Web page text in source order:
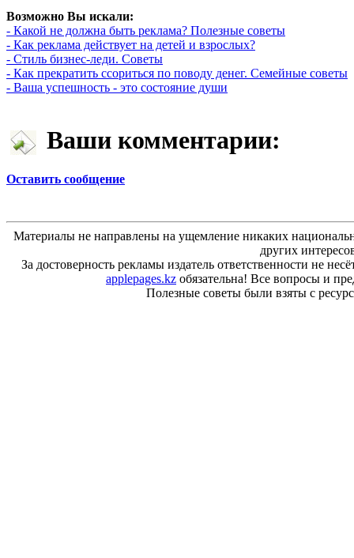
Возможно Вы искали:
- Какой не должна быть реклама? Полезные советы
- Как реклама действует на детей и взрослых?
- Стиль бизнес-леди. Советы
- Как прекратить ссориться по поводу денег. Семейные советы
- Ваша успешность - это состояние души
Ваши комментарии:
Оставить сообщение
Материалы не направлены на ущемление никаких
других
За достоверность рекламы издатель ответственности не
applepages.kz обязательна! Все вопросы и
Полезные советы были взяты с